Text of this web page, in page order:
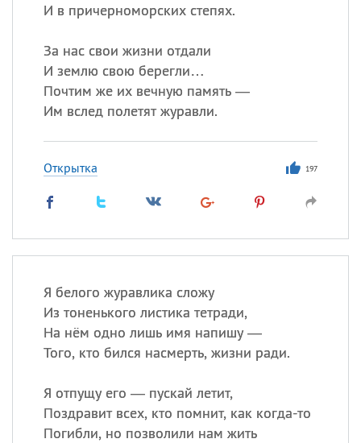
И в причерноморских степях.
За нас свои жизни отдали
И землю свою берегли…
Почтим же их вечную память —
Им вслед полетят журавли.
Открытка 197
Я белого журавлика сложу
Из тоненького листика тетради,
На нём одно лишь имя напишу —
Того, кто бился насмерть, жизни ради.
Я отпущу его — пускай летит,
Поздравит всех, кто помнит, как когда-то
Погибли, но позволили нам жить